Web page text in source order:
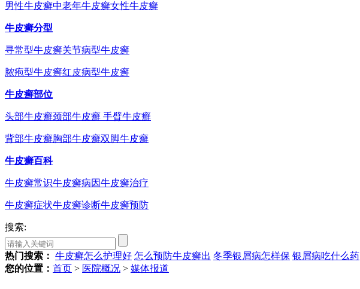
男性牛皮癣中老年牛皮癣女性牛皮癣
牛皮癣分型
寻常型牛皮癣关节病型牛皮癣
脓疱型牛皮癣红皮病型牛皮癣
牛皮癣部位
头部牛皮癣颈部牛皮癣 手臂牛皮癣
背部牛皮癣胸部牛皮癣双脚牛皮癣
牛皮癣百科
牛皮癣常识牛皮癣病因牛皮癣治疗
牛皮癣症状牛皮癣诊断牛皮癣预防
搜索:
热门搜索： 牛皮癣怎么护理好 怎么预防牛皮癣出 冬季银屑病怎样保 银屑病吃什么药
您的位置： 首页 > 医院概况 > 媒体报道